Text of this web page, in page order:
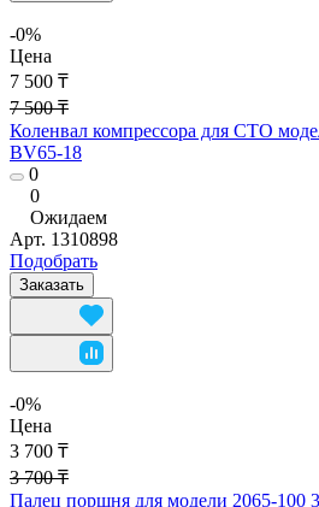
-0%
Цена
7 500 ₸
7 500 ₸
Коленвал компрессора для СТО
BV65-18
0
0
Ожидаем
Арт. 1310898
Подобрать
Заказать
-0%
Цена
3 700 ₸
3 700 ₸
Палец поршня для модели 2065-100